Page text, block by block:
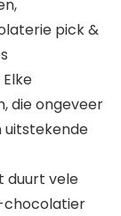
pick &
die ongeveer
uitstekende
duurt vele
chocolatier